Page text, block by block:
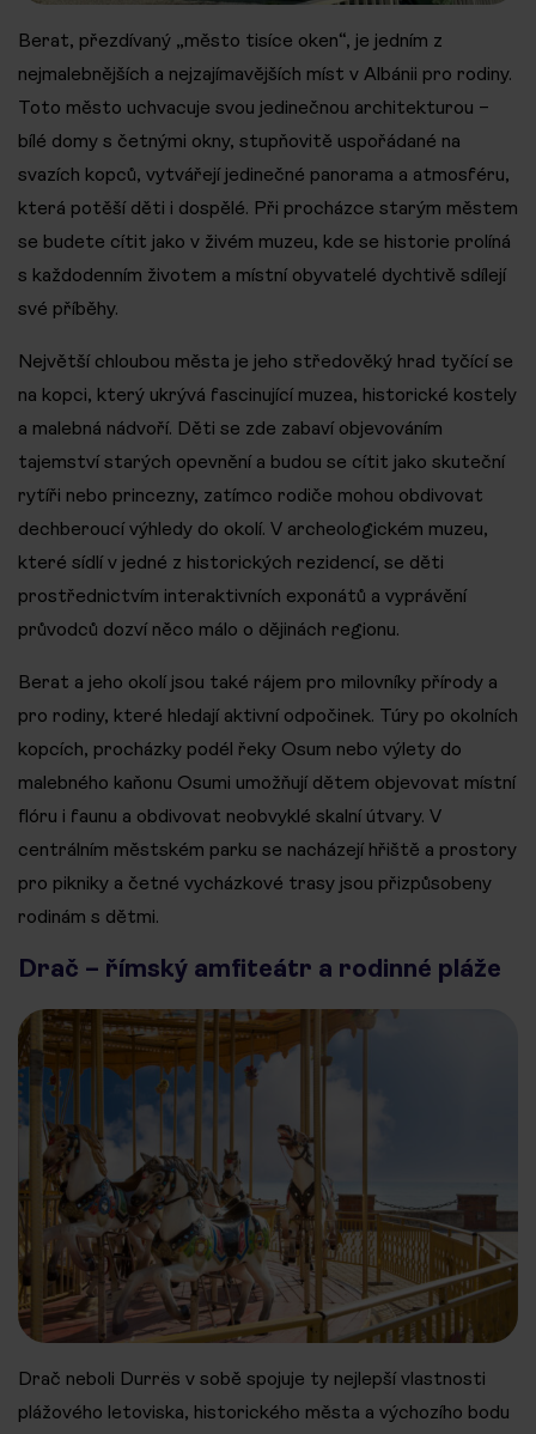
Berat, přezdívaný „město tisíce oken“, je jedním z
nejmalebnějších a nejzajímavějších míst v Albánii pro rodiny.
Toto město uchvacuje svou jedinečnou architekturou –
bílé domy s četnými okny, stupňovitě uspořádané na
svazích kopců, vytvářejí jedinečné panorama a atmosféru,
která potěší děti i dospělé. Při procházce starým městem
se budete cítit jako v živém muzeu, kde se historie prolíná
s každodenním životem a místní obyvatelé dychtivě sdílejí
své příběhy.
Největší chloubou města je jeho středověký hrad tyčící se
na kopci, který ukrývá fascinující muzea, historické kostely
a malebná nádvoří. Děti se zde zabaví objevováním
tajemství starých opevnění a budou se cítit jako skuteční
rytíři nebo princezny, zatímco rodiče mohou obdivovat
dechberoucí výhledy do okolí. V archeologickém muzeu,
které sídlí v jedné z historických rezidencí, se děti
prostřednictvím interaktivních exponátů a vyprávění
průvodců dozví něco málo o dějinách regionu.
Berat a jeho okolí jsou také rájem pro milovníky přírody a
pro rodiny, které hledají aktivní odpočinek. Túry po okolních
kopcích, procházky podél řeky Osum nebo výlety do
malebného kaňonu Osumi umožňují dětem objevovat místní
flóru i faunu a obdivovat neobvyklé skalní útvary. V
centrálním městském parku se nacházejí hřiště a prostory
pro pikniky a četné vycházkové trasy jsou přizpůsobeny
rodinám s dětmi.
Drač – římský amfiteátr a rodinné pláže
Drač neboli Durrës v sobě spojuje ty nejlepší vlastnosti
plážového letoviska, historického města a výchozího bodu